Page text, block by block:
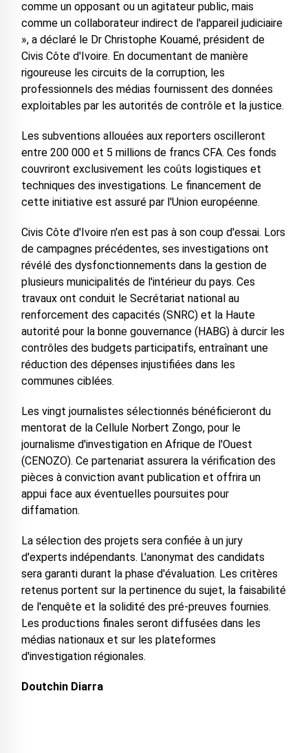
comme un opposant ou un agitateur public, mais
comme un collaborateur indirect de l'appareil judiciaire
», a déclaré le Dr Christophe Kouamé, président de
Civis Côte d'Ivoire. En documentant de manière
rigoureuse les circuits de la corruption, les
professionnels des médias fournissent des données
exploitables par les autorités de contrôle et la justice.
Les subventions allouées aux reporters oscilleront
entre 200 000 et 5 millions de francs CFA. Ces fonds
couvriront exclusivement les coûts logistiques et
techniques des investigations. Le financement de
cette initiative est assuré par l'Union européenne.
Civis Côte d'Ivoire n'en est pas à son coup d'essai. Lors
de campagnes précédentes, ses investigations ont
révélé des dysfonctionnements dans la gestion de
plusieurs municipalités de l'intérieur du pays. Ces
travaux ont conduit le Secrétariat national au
renforcement des capacités (SNRC) et la Haute
autorité pour la bonne gouvernance (HABG) à durcir les
contrôles des budgets participatifs, entraînant une
réduction des dépenses injustifiées dans les
communes ciblées.
Les vingt journalistes sélectionnés bénéficieront du
mentorat de la Cellule Norbert Zongo, pour le
journalisme d'investigation en Afrique de l'Ouest
(CENOZO). Ce partenariat assurera la vérification des
pièces à conviction avant publication et offrira un
appui face aux éventuelles poursuites pour
diffamation.
La sélection des projets sera confiée à un jury
d'experts indépendants. L'anonymat des candidats
sera garanti durant la phase d'évaluation. Les critères
retenus portent sur la pertinence du sujet, la faisabilité
de l'enquête et la solidité des pré-preuves fournies.
Les productions finales seront diffusées dans les
médias nationaux et sur les plateformes
d'investigation régionales.
Doutchin Diarra